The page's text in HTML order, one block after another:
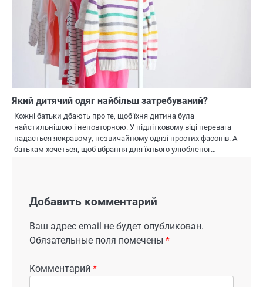
Який дитячий одяг найбільш затребуваний?
Кожні батьки дбають про те, щоб їхня дитина була
найстильнішою і неповторною. У підлітковому віці перевага
надається яскравому, незвичайному одязі простих фасонів. А
батькам хочеться, щоб вбрання для їхнього улюбленог…
Добавить комментарий
Ваш адрес email не будет опубликован.
Обязательные поля помечены *
Комментарий *